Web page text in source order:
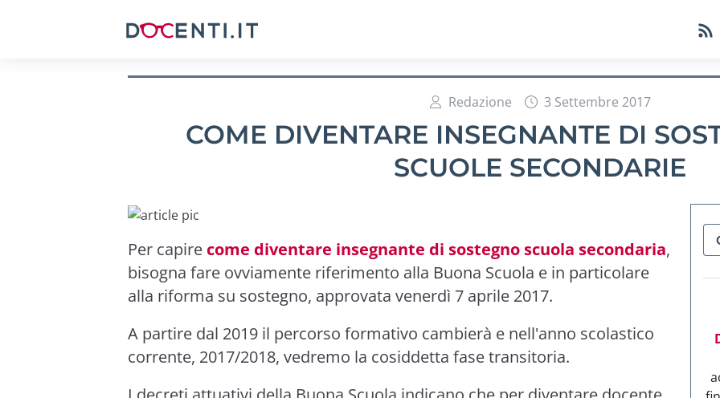
Redazione 3 Settembre 2017
COME DIVENTARE INSEGNANTE DI
SCUOLE SECONDARIE
Per capire come diventare insegnante di sostegno scuola secondaria,
bisogna fare ovviamente riferimento alla Buona Scuola e in particolare
alla riforma su sostegno, approvata venerdì 7 aprile 2017.
A partire dal 2019 il percorso formativo cambierà e nell'anno scolastico
corrente, 2017/2018, vedremo la cosiddetta fase transitoria.